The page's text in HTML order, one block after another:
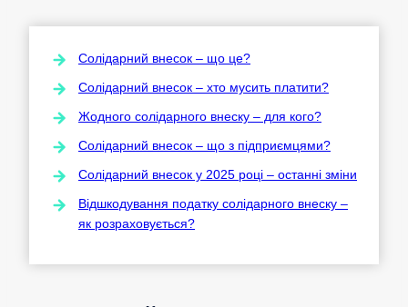
Солідарний внесок – що це?
Солідарний внесок – хто мусить платити?
Жодного солідарного внеску – для кого?
Солідарний внесок – що з підприємцями?
Солідарний внесок у 2025 році – останні зміни
Відшкодування податку солідарного внеску –
як розраховується?